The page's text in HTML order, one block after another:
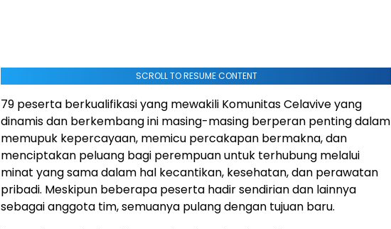
SCROLL TO RESUME CONTENT
79 peserta berkualifikasi yang mewakili Komunitas Celavive yang
dinamis dan berkembang ini masing-masing berperan penting dalam
memupuk kepercayaan, memicu percakapan bermakna, dan
menciptakan peluang bagi perempuan untuk terhubung melalui
minat yang sama dalam hal kecantikan, kesehatan, dan perawatan
pribadi. Meskipun beberapa peserta hadir sendirian dan lainnya
sebagai anggota tim, semuanya pulang dengan tujuan baru.